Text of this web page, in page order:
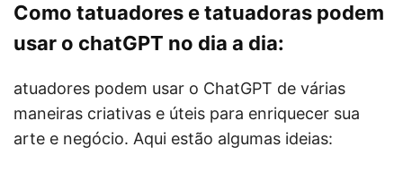
Como tatuadores e tatuadoras podem
usar o chatGPT no dia a dia:
atuadores podem usar o ChatGPT de várias
maneiras criativas e úteis para enriquecer sua
arte e negócio. Aqui estão algumas ideias: